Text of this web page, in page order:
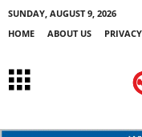
SUNDAY, AUGUST 9, 2026
HOME
ABOUT US